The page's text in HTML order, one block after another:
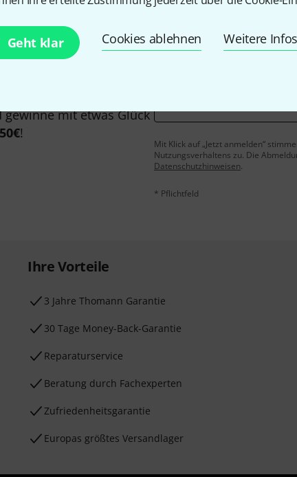
Geht klar Cookies ablehnen Weitere Infos
mit etwas Glück
50€!
Mit Klick auf „Jetzt anmelden“
Nutzungsverhaltens zu. Die
Datenschutzhinweisen.
* Pflichtfeld
Ihre Vorteile
3 Jahre Thomann Garantie
30 Tage Money-Back-Garantie
Reparaturservice
Beratung durch Fachexperten
Zufriedenheitsgarantie
Europas größtes Versandlager